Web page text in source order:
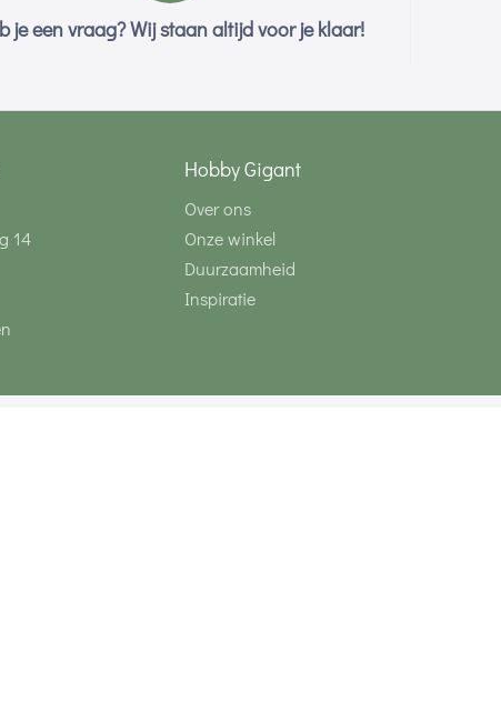
je een vraag? Wij staan altijd voor je klaar!
14
Hobby Gigant
Over ons
Onze winkel
Duurzaamheid
Inspiratie